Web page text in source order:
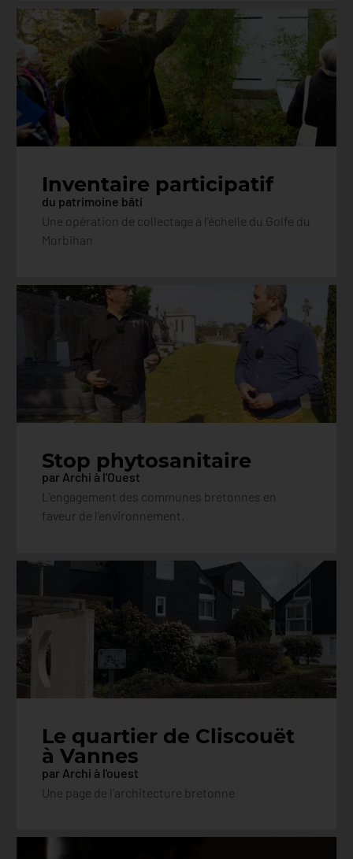
Inventaire participatif
du patrimoine bâti
Une opération de collectage à l'échelle du Golfe du
Morbihan
Stop phytosanitaire
par Archi à l'Ouest
L’engagement des communes bretonnes en
faveur de l’environnement.
Le quartier de Cliscouët
à Vannes
par Archi à l'ouest
Une page de l'architecture bretonne